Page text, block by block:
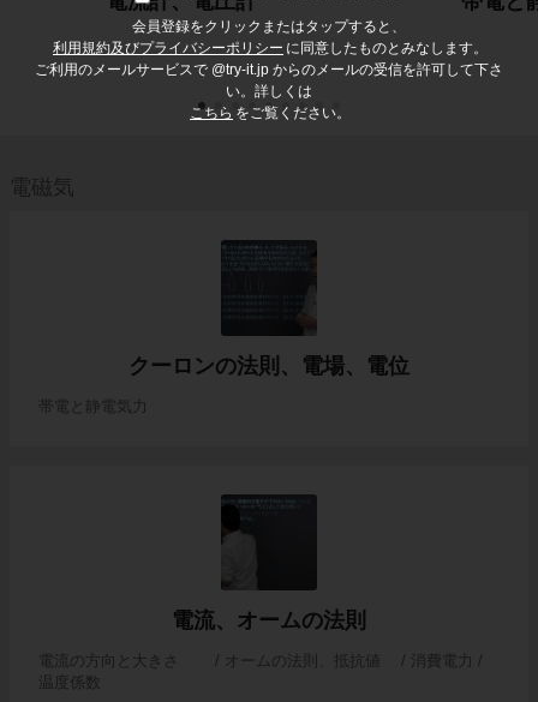
会員登録をクリックまたはタップすると、
利用規約及びプライバシーポリシー に同意したものとみなします。
ご利用のメールサービスで @try-it.jp からのメールの受信を許可して下さ
い。詳しくは
こちら をご覧ください。
電磁気
クーロンの法則、電場、電位
帯電と静電気力
電流、オームの法則
電流の方向と大きさ / オームの法則、抵抗値 / 消費電力 /
温度係数